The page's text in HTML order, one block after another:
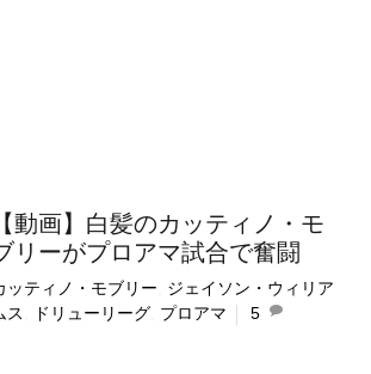
【動画】白髪のカッティノ・モ
リーがプロアマ試合で奮闘
ッティノ・モブリー
ジェイソン・ウィリア
ス
ドリューリーグ プロアマ 5